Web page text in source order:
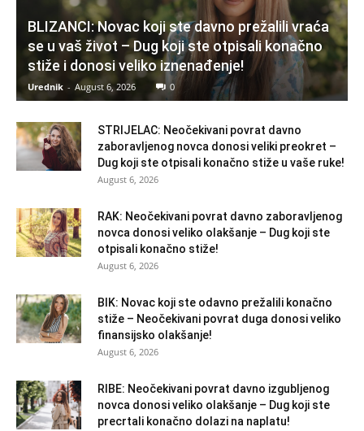
BLIZANCI: Novac koji ste davno prežalili vraća
se u vaš život – Dug koji ste otpisali konačno
stiže i donosi veliko iznenađenje!
Urednik - August 6, 2026 0
STRIJELAC: Neočekivani povrat davno
zaboravljenog novca donosi veliki preokret –
Dug koji ste otpisali konačno stiže u vaše ruke!
August 6, 2026
RAK: Neočekivani povrat davno zaboravljenog
novca donosi veliko olakšanje – Dug koji ste
otpisali konačno stiže!
August 6, 2026
BIK: Novac koji ste odavno prežalili konačno
stiže – Neočekivani povrat duga donosi veliko
finansijsko olakšanje!
August 6, 2026
RIBE: Neočekivani povrat davno izgubljenog
novca donosi veliko olakšanje – Dug koji ste
precrtali konačno dolazi na naplatu!